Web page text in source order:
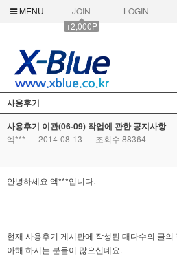
MENU
JOIN
+2,000P
LOGIN
사용후기
사용후기 이관(06-09) 작업에 관한 공지사항
엑*** | 2014-08-13 | 조회수 88364
안녕하세요 엑***입니다.
현재 사용후기 게시판에 작성된 대다수의 글
아해 하시는 분들이 많으신데요.